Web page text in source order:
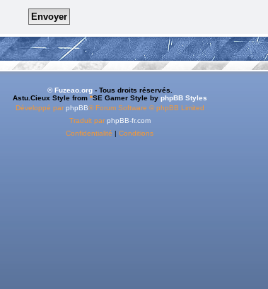
© Fuzeao.org- Tous droits réservés.
Astu.Cieux Style from *SE Gamer Style by phpBB Styles
Développé par phpBB® Forum Software © phpBB Limited
Traduit par phpBB-fr.com
Confidentialité | Conditions